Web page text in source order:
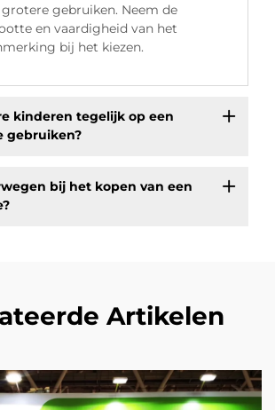
grotere gebruiken. Neem de
en vaardigheid van het
bij het kiezen.
kinderen tegelijk op een
gebruiken?
bij het kopen van een
Artikelen